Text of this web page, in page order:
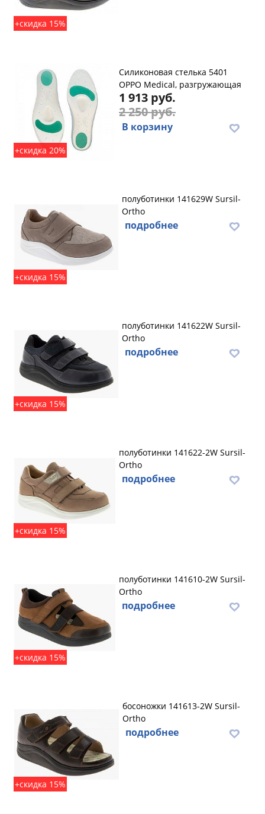
+скидка 15%
+скидка 20%
Силиконовая стелька 5401
OPPO Medical, разгружающая
1 913 руб.
2 250 руб.
В корзину
+скидка 15%
полуботинки 141629W Sursil-
Ortho
подробнее
+скидка 15%
полуботинки 141622W Sursil-
Ortho
подробнее
+скидка 15%
полуботинки 141622-2W Sursil-
Ortho
подробнее
+скидка 15%
полуботинки 141610-2W Sursil-
Ortho
подробнее
+скидка 15%
босоножки 141613-2W Sursil-
Ortho
подробнее